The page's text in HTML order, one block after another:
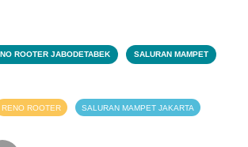
ROOTER JABODETABEK SALURAN MAMPET
RENO ROOTER SALURAN MAMPET JAKARTA